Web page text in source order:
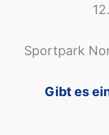
Sportpark
Gibt es